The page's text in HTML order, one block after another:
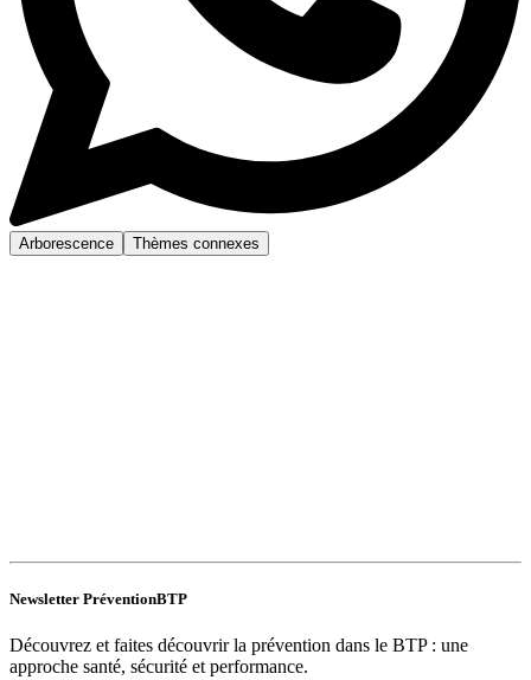
Arborescence Thèmes connexes
Newsletter PréventionBTP
Découvrez et faites découvrir la prévention dans le BTP : une
approche santé, sécurité et performance.